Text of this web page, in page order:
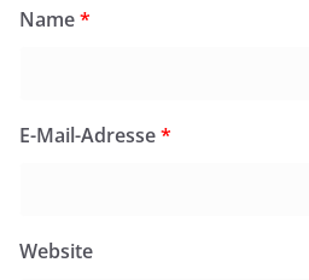
Name*
E-Mail-Adresse*
Website